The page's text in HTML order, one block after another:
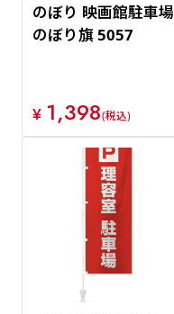
のぼり 映画館駐車場
のぼり旗 5057
¥ 1,398(税込)